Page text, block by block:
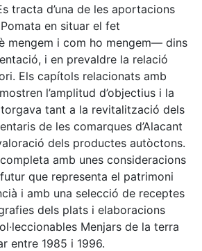
tracta d’una de les aportacions
en situar el fet
mengem i com ho mengem— dins
i en prevaldre la relació
Els capítols relacionats amb
l’amplitud d’objectius i la
tant a la revitalització dels
de les comarques d’Alacant
dels productes autòctons.
amb unes consideracions
que representa el patrimoni
i amb una selecció de receptes
dels plats i elaboracions
Menjars de la terra
entre 1985 i 1996.